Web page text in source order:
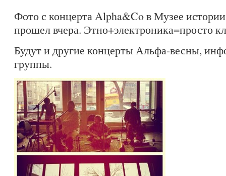
Фото с концерта Alpha&Co в Музее
прошел вчера. Этно+электроника=просто
Будут и другие концерты Альфа-весны,
группы.